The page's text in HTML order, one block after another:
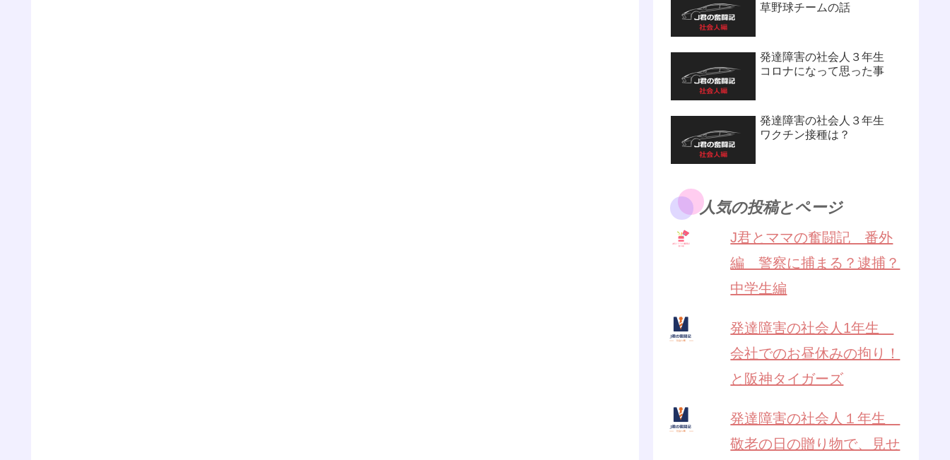
草野球チームの話
発達障害の社会人３年生
コロナになって思った事
発達障害の社会人３年生
ワクチン接種は？
人気の投稿とページ
J君とママの奮闘記 番外
編 警察に捕まる？逮捕？
中学生編
発達障害の社会人1年生
会社でのお昼休みの拘り！
と阪神タイガーズ
発達障害の社会人１年生
敬老の日の贈り物で、見せ